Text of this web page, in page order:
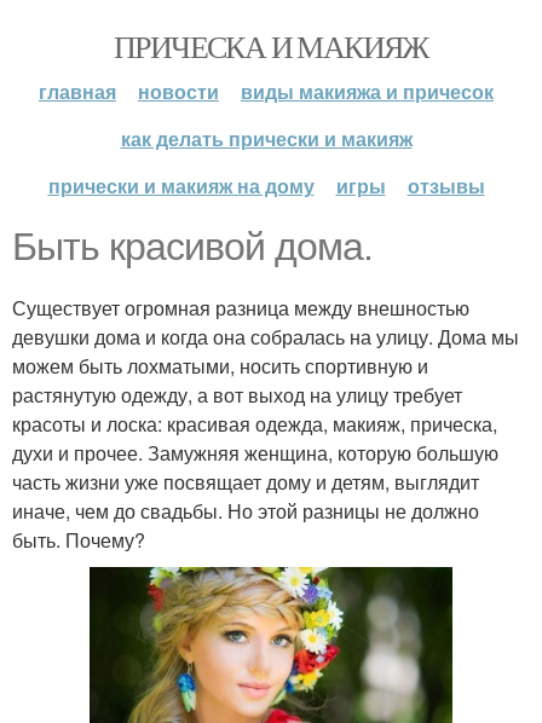
ПРИЧЕСКА И МАКИЯЖ
главная новости
виды макияжа и причесок
как делать прически и макияж
прически и макияж на дому
игры отзывы
Быть красивой дома.
Существует огромная разница между внешностью
девушки дома и когда она собралась на улицу. Дома мы
можем быть лохматыми, носить спортивную и
растянутую одежду, а вот выход на улицу требует
красоты и лоска: красивая одежда, макияж, прическа,
духи и прочее. Замужняя женщина, которую большую
часть жизни уже посвящает дому и детям, выглядит
иначе, чем до свадьбы. Но этой разницы не должно
быть. Почему?